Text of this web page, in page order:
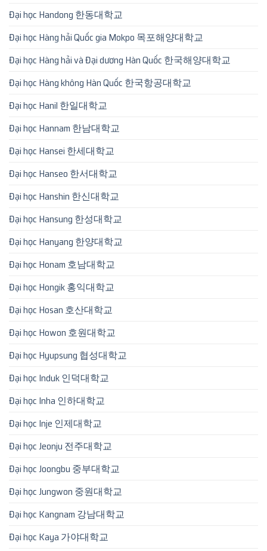
Đại học Handong 한동대학교
Đại học Hàng hải Quốc gia Mokpo 목포해양대학교
Đại học Hàng hải và Đại dương Hàn Quốc 한국해양대학교
Đại học Hàng không Hàn Quốc 한국항공대학교
Đại học Hanil 한일대학교
Đại học Hannam 한남대학교
Đại học Hansei 한세대학교
Đại học Hanseo 한서대학교
Đại học Hanshin 한신대학교
Đại học Hansung 한성대학교
Đại học Hanyang 한양대학교
Đại học Honam 호남대학교
Đại học Hongik 홍익대학교
Đại học Hosan 호산대학교
Đại học Howon 호원대학교
Đại học Hyupsung 협성대학교
Đại học Induk 인덕대학교
Đại học Inha 인하대학교
Đại học Inje 인제대학교
Đại học Jeonju 전주대학교
Đại học Joongbu 중부대학교
Đại học Jungwon 중원대학교
Đại học Kangnam 강남대학교
Đại học Kaya 가야대학교